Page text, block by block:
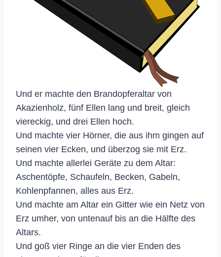
Und er machte den Brandopferaltar von
Akazienholz, fünf Ellen lang und breit, gleich
viereckig, und drei Ellen hoch.
Und machte vier Hörner, die aus ihm gingen auf
seinen vier Ecken, und überzog sie mit Erz.
Und machte allerlei Geräte zu dem Altar:
Aschentöpfe, Schaufeln, Becken, Gabeln,
Kohlenpfannen, alles aus Erz.
Und machte am Altar ein Gitter wie ein Netz von
Erz umher, von untenauf bis an die Hälfte des
Altars.
Und goß vier Ringe an die vier Enden des